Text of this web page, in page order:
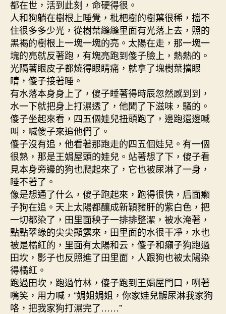
都在世，活到此刻，命硬得很。
人和狗躺在樹根上睡覺，枇杷樹的樹葉很稀，擋不
住很多多少光，從樹葉縫縫里面有光落上去，照的
黑褐的樹根上一塊一塊的亮。太陽在走，那一塊一
塊的亮就反著跑，有塊亮跑到傻子臉上，熱熱的。
光隔著眼皮子都燒得眼睛痛，就拿了塊樹葉擋眼
睛，傻子接著睡。
有水落本身身上了，傻子睡著得時辰忽然感到到，
水一下就把身上打濕透了，他聞了下滋味，騷的。
傻子坐起來看，四五個娃兒扭頭跑了，邊跑還邊喊
叫，喊傻子來追他們了。
傻子沒有追，他看著那跑走的四五個娃兒。有一個
很熟，那是王娟屋頭的娃兒。站著想了下，傻子看
見本身旁邊的狗也爬起來了，它也被尿淋了一身，
睡不著了。
像是想通了什么，傻子跑起來，跑得很快，后面癩
子狗在追。天上太陽都釀成新穎豬肝的紫白色，把
一切都染了，田里面秧子一排排整潔，被水淹著，
點點翠綠的尖尖顯露來，田里面的水很干凈，水也
被是橘紅的，里面有太陽和云，傻子和癩子狗跑過
田坎，影子也反照進了田里面，人跟狗也被太陽染
得橘紅。
跑過田坎，跑過竹林，傻子跑到王娟屋門口，咧著
嘴笑，用力喊，“娟姐娟姐，你家娃兒齷尿淋我家狗
咯，把我家狗打濕完了……”